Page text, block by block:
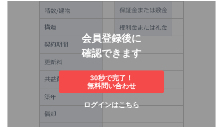
その他の諸条件はご相談ください。
会員登録後に
確認できます
30秒で完了！
無料問い合わせ
ログインはこちら